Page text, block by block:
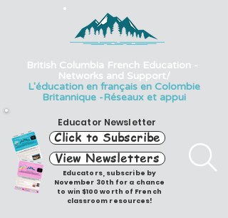
British Columbia French Education -
Networks and Support/
L'éducation en français en Colombie
Britannique -Réseaux et appui
Educator Newsletter
Click to Subscribe
View Newsletters
Educators, subscribe by
November 30th for a chance
to win $100 worth of French
classroom resources!